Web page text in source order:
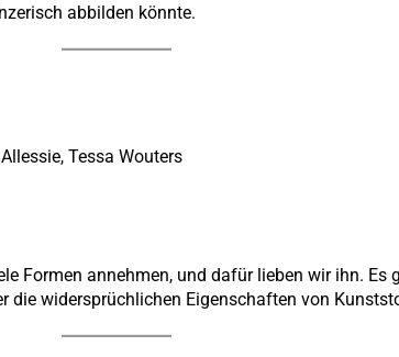
abbilden könnte.
Tessa Wouters
Formen annehmen, und dafür lieben wir ihn. Es
die widersprüchlichen Eigenschaften von